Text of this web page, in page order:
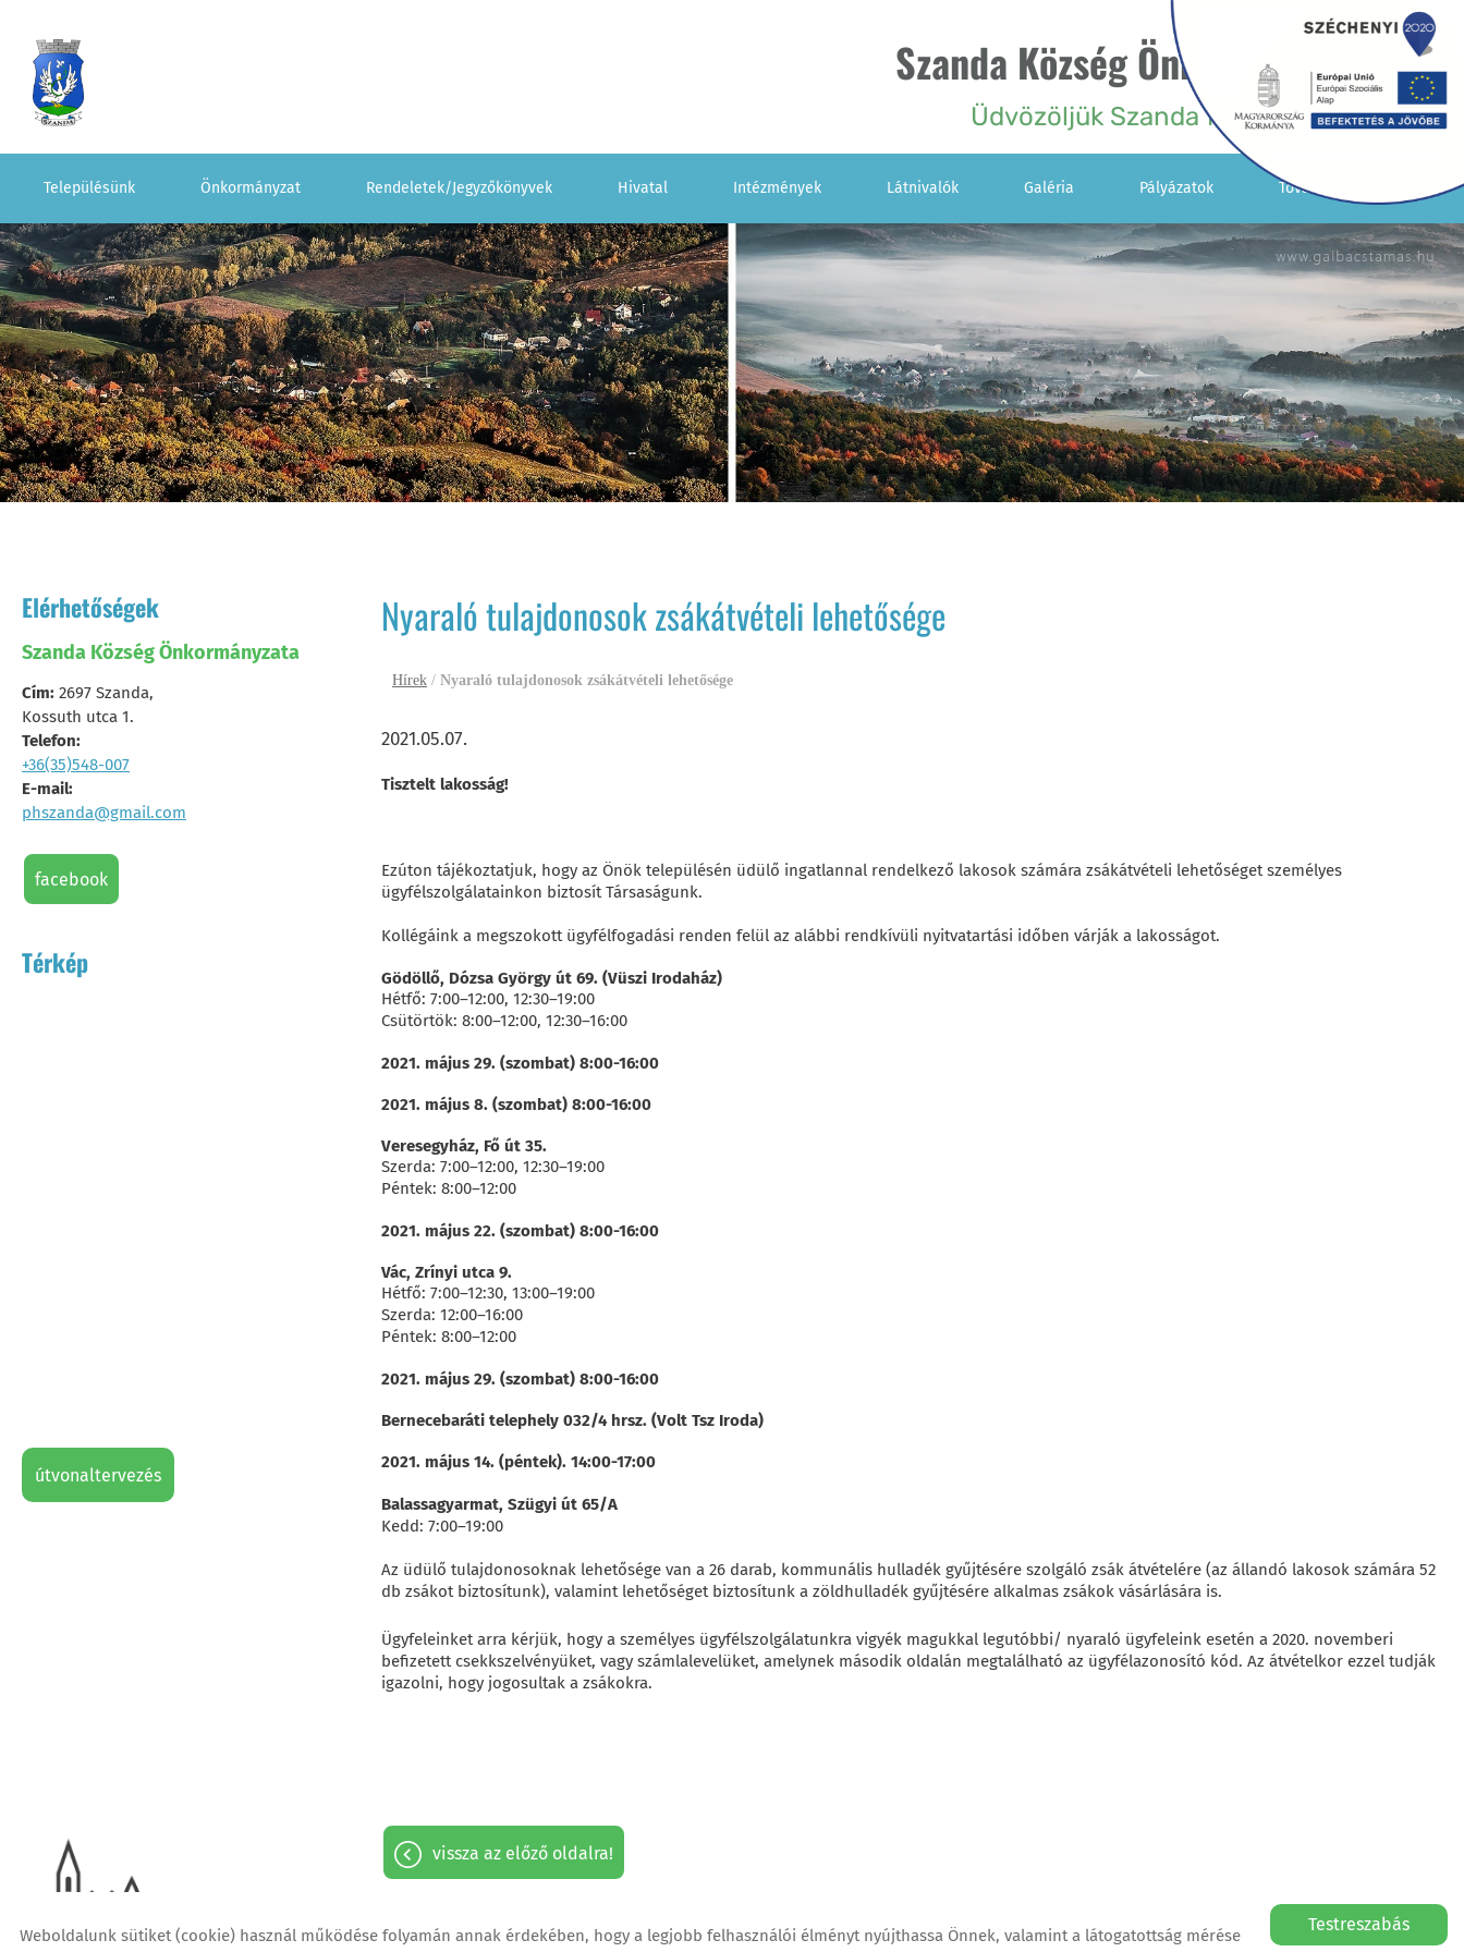
Szanda Község Önkormányzata
Üdvözöljük Szanda falu honlapján!
Településünk Önkormányzat Rendeletek/Jegyzőkönyvek Hivatal Intézmények Látnivalók Galéria Pályázatok További Menük
Kisebbségi
Önkormányzat
Vendégkönyv
IKSZT
Egyház
Elérhetőségek
Szanda Község Önkormányzata
Cím: 2697 Szanda,
Kossuth utca 1.
Telefon:
+36(35)548-007
E-mail:
phszanda@gmail.com
facebook
Térkép
útvonaltervezés
Nyaraló tulajdonosok zsákátvételi lehetősége
Hírek / Nyaraló tulajdonosok zsákátvételi lehetősége
2021.05.07.
Tisztelt lakosság!
Ezúton tájékoztatjuk, hogy az Önök településén üdülő ingatlannal rendelkező lakosok számára zsákátvételi lehetőséget személyes
ügyfélszolgálatainkon biztosít Társaságunk.
Kollégáink a megszokott ügyfélfogadási renden felül az alábbi rendkívüli nyitvatartási időben várják a lakosságot.
Gödöllő, Dózsa György út 69. (Vüszi Irodaház)
Hétfő: 7:00–12:00, 12:30–19:00
Csütörtök: 8:00–12:00, 12:30–16:00
2021. május 29. (szombat) 8:00-16:00
2021. május 8. (szombat) 8:00-16:00
Veresegyház, Fő út 35.
Szerda: 7:00–12:00, 12:30–19:00
Péntek: 8:00–12:00
2021. május 22. (szombat) 8:00-16:00
Vác, Zrínyi utca 9.
Hétfő: 7:00–12:30, 13:00–19:00
Szerda: 12:00–16:00
Péntek: 8:00–12:00
2021. május 29. (szombat) 8:00-16:00
Bernecebaráti telephely 032/4 hrsz. (Volt Tsz Iroda)
2021. május 14. (péntek). 14:00-17:00
Balassagyarmat, Szügyi út 65/A
Kedd: 7:00–19:00
Az üdülő tulajdonosoknak lehetősége van a 26 darab, kommunális hulladék gyűjtésére szolgáló zsák átvételére (az állandó lakosok számára 52
db zsákot biztosítunk), valamint lehetőséget biztosítunk a zöldhulladék gyűjtésére alkalmas zsákok vásárlására is.
Ügyfeleinket arra kérjük, hogy a személyes ügyfélszolgálatunkra vigyék magukkal legutóbbi/ nyaraló ügyfeleink esetén a 2020. novemberi
befizetett csekkszelvényüket, vagy számlalevelüket, amelynek második oldalán megtalálható az ügyfélazonosító kód. Az átvételkor ezzel tudják
igazolni, hogy jogosultak a zsákokra.
vissza az előző oldalra!
Testreszabás
Weboldalunk sütiket (cookie) használ működése folyamán annak érdekében, hogy a legjobb felhasználói élményt nyújthassa Önnek, valamint a látogatottság mérése